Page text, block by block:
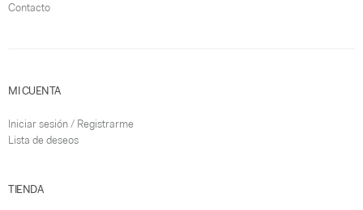
Contacto
MI CUENTA
Iniciar sesión / Registrarme
Lista de deseos
TIENDA